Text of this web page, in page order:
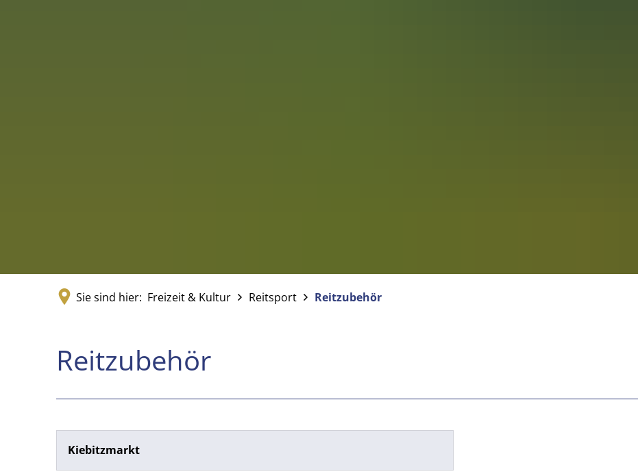
Sie sind hier: Freizeit & Kultur Reitsport Reitzubehör
Reitzubehör
Reitzubehör
Kiebitzmarkt